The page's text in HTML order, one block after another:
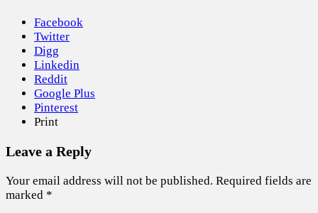
Facebook
Twitter
Digg
Linkedin
Reddit
Google Plus
Pinterest
Print
Leave a Reply
Your email address will not be published. Required fields are
marked *